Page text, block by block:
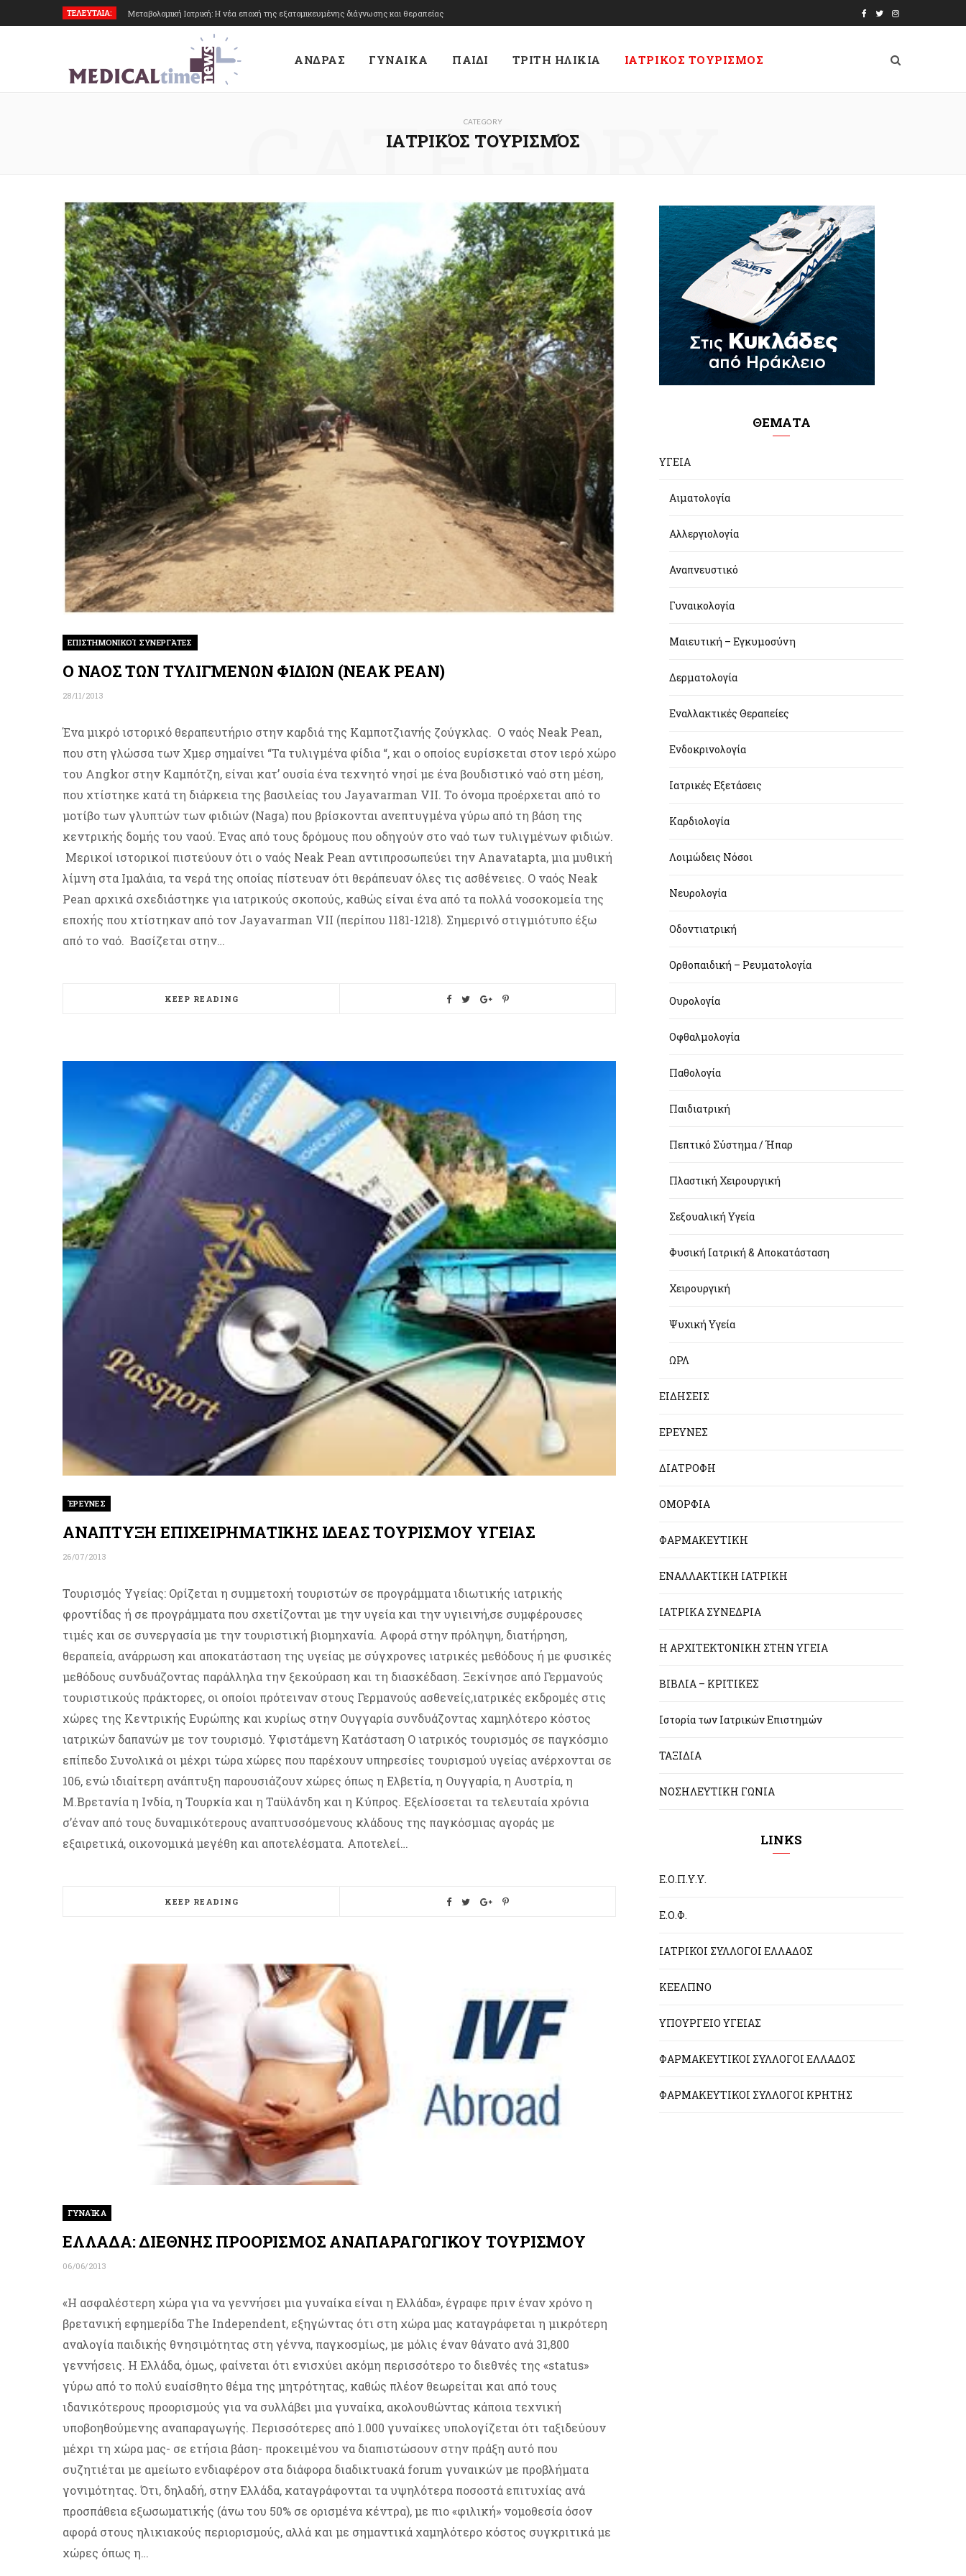
ΤΕΛΕΥΤΑΙΑ: Μεταβολομική Ιατρική: Η νέα εποχή της εξατομικευμένης διάγνωσης και θεραπείας
e
T
t
I
s
t
ΑΝΔΡΑΣ ΓΥΝΑΙΚΑ ΠΑΙΔΙ ΤΡΙΤΗ ΗΛΙΚΙΑ ΙΑΤΡΙΚΟΣ ΤΟΥΡΙΣΜΟΣ
CATEGORY
ΙΑΤΡΙΚΌΣ ΤΟΥΡΙΣΜΌΣ
CATEGORY
ΕΠΙΣΤΗΜΟΝΙΚΟΊ ΣΥΝΕΡΓΆΤΕΣ
Ο ΝΑΟΣ ΤΩΝ ΤΥΛΙΓΜΕΝΩΝ ΦΙΔΙΩΝ (NEAK PEAN)
28/11/2013
Ένα μικρό ιστορικό θεραπευτήριο στην καρδιά της Καμποτζιανής ζούγκλας. Ο ναός Neak Pean,
που στη γλώσσα των Χμερ σημαίνει “Τα τυλιγμένα φίδια “, και ο οποίος ευρίσκεται στον ιερό χώρο
του Angkor στην Καμπότζη, είναι κατ’ ουσία ένα τεχνητό νησί με ένα βουδιστικό ναό στη μέση,
που χτίστηκε κατά τη διάρκεια της βασιλείας του Jayavarman VII. Το όνομα προέρχεται από το
μοτίβο των γλυπτών των φιδιών (Naga) που βρίσκονται ανεπτυγμένα γύρω από τη βάση της
κεντρικής δομής του ναού. Ένας από τους δρόμους που οδηγούν στο ναό των τυλιγμένων φιδιών.
Μερικοί ιστορικοί πιστεύουν ότι ο ναός Neak Pean αντιπροσωπεύει την Anavatapta, μια μυθική
λίμνη στα Ιμαλάια, τα νερά της οποίας πίστευαν ότι θεράπευαν όλες τις ασθένειες. Ο ναός Neak
Pean αρχικά σχεδιάστηκε για ιατρικούς σκοπούς, καθώς είναι ένα από τα πολλά νοσοκομεία της
εποχής που χτίστηκαν από τον Jayavarman VII (περίπου 1181-1218). Σημερινό στιγμιότυπο έξω
από το ναό. Βασίζεται στην…
KEEP READING
ΈΡΕΥΝΕΣ
ΑΝΑΠΤΥΞΗ ΕΠΙΧΕΙΡΗΜΑΤΙΚΗΣ ΙΔΕΑΣ ΤΟΥΡΙΣΜΟΥ ΥΓΕΙΑΣ
26/07/2013
Τουρισμός Υγείας: Ορίζεται η συμμετοχή τουριστών σε προγράμματα ιδιωτικής ιατρικής
φροντίδας ή σε προγράμματα που σχετίζονται με την υγεία και την υγιεινή,σε συμφέρουσες
τιμές και σε συνεργασία με την τουριστική βιομηχανία. Αφορά στην πρόληψη, διατήρηση,
θεραπεία, ανάρρωση και αποκατάσταση της υγείας με σύγχρονες ιατρικές μεθόδους ή με φυσικές
μεθόδους συνδυάζοντας παράλληλα την ξεκούραση και τη διασκέδαση. Ξεκίνησε από Γερμανούς
τουριστικούς πράκτορες, οι οποίοι πρότειναν στους Γερμανούς ασθενείς,ιατρικές εκδρομές στις
χώρες της Κεντρικής Ευρώπης και κυρίως στην Ουγγαρία συνδυάζοντας χαμηλότερο κόστος
ιατρικών δαπανών με τον τουρισμό. Υφιστάμενη Κατάσταση Ο ιατρικός τουρισμός σε παγκόσμιο
επίπεδο Συνολικά οι μέχρι τώρα χώρες που παρέχουν υπηρεσίες τουρισμού υγείας ανέρχονται σε
106, ενώ ιδιαίτερη ανάπτυξη παρουσιάζουν χώρες όπως η Ελβετία, η Ουγγαρία, η Αυστρία, η
Μ.Βρετανία η Ινδία, η Τουρκία και η Ταϋλάνδη και η Κύπρος. Εξελίσσεται τα τελευταία χρόνια
σ’έναν από τους δυναμικότερους αναπτυσσόμενους κλάδους της παγκόσμιας αγοράς με
εξαιρετικά, οικονομικά μεγέθη και αποτελέσματα. Αποτελεί…
KEEP READING
ΓΥΝΑΊΚΑ
ΕΛΛΑΔΑ: ΔΙΕΘΝΗΣ ΠΡΟΟΡΙΣΜΟΣ ΑΝΑΠΑΡΑΓΩΓΙΚΟΥ ΤΟΥΡΙΣΜΟΥ
06/06/2013
«Η ασφαλέστερη χώρα για να γεννήσει μια γυναίκα είναι η Ελλάδα», έγραφε πριν έναν χρόνο η
βρετανική εφημερίδα The Independent, εξηγώντας ότι στη χώρα μας καταγράφεται η μικρότερη
αναλογία παιδικής θνησιμότητας στη γέννα, παγκοσμίως, με μόλις έναν θάνατο ανά 31,800
γεννήσεις. Η Ελλάδα, όμως, φαίνεται ότι ενισχύει ακόμη περισσότερο το διεθνές της «status»
γύρω από το πολύ ευαίσθητο θέμα της μητρότητας, καθώς πλέον θεωρείται και από τους
ιδανικότερους προορισμούς για να συλλάβει μια γυναίκα, ακολουθώντας κάποια τεχνική
υποβοηθούμενης αναπαραγωγής. Περισσότερες από 1.000 γυναίκες υπολογίζεται ότι ταξιδεύουν
μέχρι τη χώρα μας- σε ετήσια βάση- προκειμένου να διαπιστώσουν στην πράξη αυτό που
συζητιέται με αμείωτο ενδιαφέρον στα διάφορα διαδικτυακά forum γυναικών με προβλήματα
γονιμότητας. Ότι, δηλαδή, στην Ελλάδα, καταγράφονται τα υψηλότερα ποσοστά επιτυχίας ανά
προσπάθεια εξωσωματικής (άνω του 50% σε ορισμένα κέντρα), με πιο «φιλική» νομοθεσία όσον
αφορά στους ηλικιακούς περιορισμούς, αλλά και με σημαντικά χαμηλότερο κόστος συγκριτικά με
χώρες όπως η…
ΘΕΜΑΤΑ
ΥΓΕΙΑ
Αιματολογία
Αλλεργιολογία
Αναπνευστικό
Γυναικολογία
Μαιευτική – Εγκυμοσύνη
Δερματολογία
Εναλλακτικές Θεραπείες
Ενδοκρινολογία
Ιατρικές Εξετάσεις
Καρδιολογία
Λοιμώδεις Νόσοι
Νευρολογία
Οδοντιατρική
Ορθοπαιδική – Ρευματολογία
Ουρολογία
Οφθαλμολογία
Παθολογία
Παιδιατρική
Πεπτικό Σύστημα / Ήπαρ
Πλαστική Χειρουργική
Σεξουαλική Υγεία
Φυσική Ιατρική & Αποκατάσταση
Χειρουργική
Ψυχική Υγεία
ΩΡΛ
ΕΙΔΗΣΕΙΣ
ΕΡΕΥΝΕΣ
ΔΙΑΤΡΟΦΗ
ΟΜΟΡΦΙΑ
ΦΑΡΜΑΚΕΥΤΙΚΗ
ΕΝΑΛΛΑΚΤΙΚΗ ΙΑΤΡΙΚΗ
ΙΑΤΡΙΚΑ ΣΥΝΕΔΡΙΑ
Η ΑΡΧΙΤΕΚΤΟΝΙΚΗ ΣΤΗΝ ΥΓΕΙΑ
ΒΙΒΛΙΑ – ΚΡΙΤΙΚΕΣ
Ιστορία των Ιατρικών Επιστημών
ΤΑΞΙΔΙΑ
ΝΟΣΗΛΕΥΤΙΚΗ ΓΩΝΙΑ
LINKS
Ε.Ο.Π.Υ.Υ.
Ε.Ο.Φ.
ΙΑΤΡΙΚΟΙ ΣΥΛΛΟΓΟΙ ΕΛΛΑΔΟΣ
ΚΕΕΛΠΝΟ
ΥΠΟΥΡΓΕΙΟ ΥΓΕΙΑΣ
ΦΑΡΜΑΚΕΥΤΙΚΟΙ ΣΥΛΛΟΓΟΙ ΕΛΛΑΔΟΣ
ΦΑΡΜΑΚΕΥΤΙΚΟΙ ΣΥΛΛΟΓΟΙ ΚΡΗΤΗΣ